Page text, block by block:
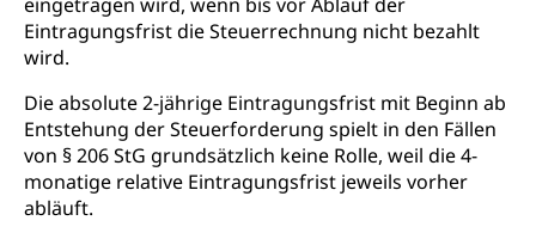
Eintragungsfrist die Steuerrechnung nicht bezahlt
wird.
Die absolute 2-jährige Eintragungsfrist mit Beginn ab
Entstehung der Steuerforderung spielt in den Fällen
von § 206 StG grundsätzlich keine Rolle, weil die 4-
monatige relative Eintragungsfrist jeweils vorher
abläuft.